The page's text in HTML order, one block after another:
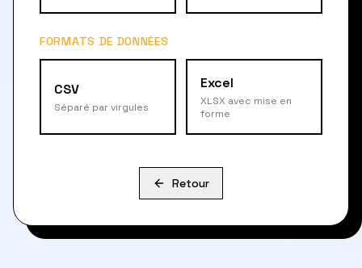
FORMATS DE DONNÉES
CSV
Séparé par virgules
Excel
XLSX avec mise en
forme
Retour